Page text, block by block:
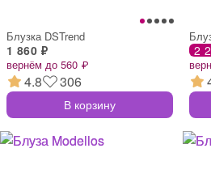
Блузка DSTrend
1 860 ₽
вернём до 560 ₽
4.8 306
В корзину
2